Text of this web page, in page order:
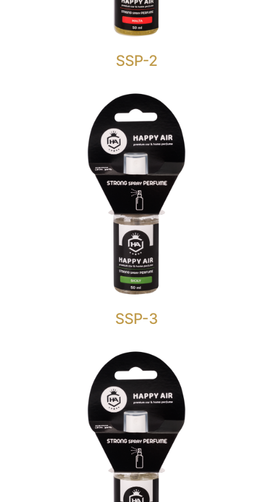
SSP-2
vaša očekivanja.
SSP-3
STRONG SPRAY PERFUME 50
ML.
HAPPY AIR STRONG SPRAY PERFUME SICILY
je nešto više od običnog osvježivača zraka sa
razinom mirisa od 30%.
Topli i senzualni cvjetni orijentalni miris.
STRONG SPRAY PERFUME 50
ML.
HAPPY AIR STRONG SPRAY PERFUME CUBA
je nešto više od običnog osvježivača zraka sa